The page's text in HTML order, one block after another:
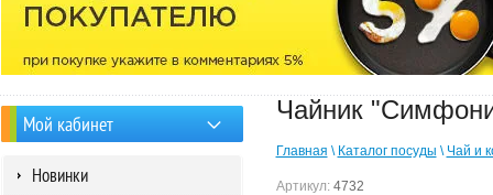
Чайник
Главная \ Каталог посуды \ Чай и
Артикул:4732
Мой кабинет
Новинки